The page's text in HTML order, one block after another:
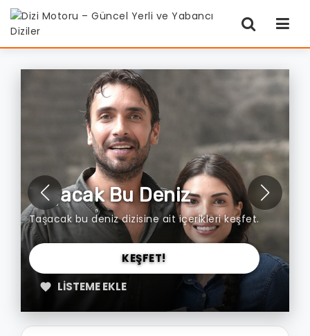
Taşacak Bu Deniz
Taşacak bu deniz dizisine ait içerikleri keşfet.
KEŞFET!
LISTEME EKLE